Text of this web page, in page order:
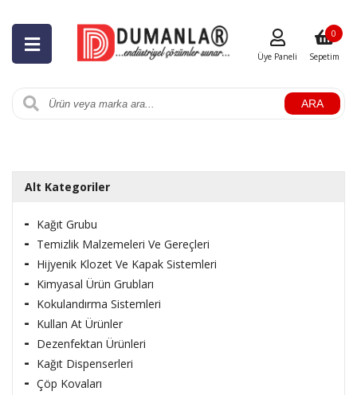
ARA
Üye Paneli Sepetim
0
Alt Kategoriler
Kağıt Grubu
Temizlik Malzemeleri Ve Gereçleri
Hijyenik Klozet Ve Kapak Sistemleri
Kimyasal Ürün Grubları
Kokulandırma Sistemleri
Kullan At Ürünler
Dezenfektan Ürünleri
Kağıt Dispenserleri
Çöp Kovaları